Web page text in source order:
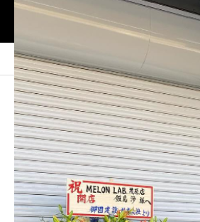
SHOP melonlab_mobara_
melonlab_mobara_
この記事のタイトルとURLをコ